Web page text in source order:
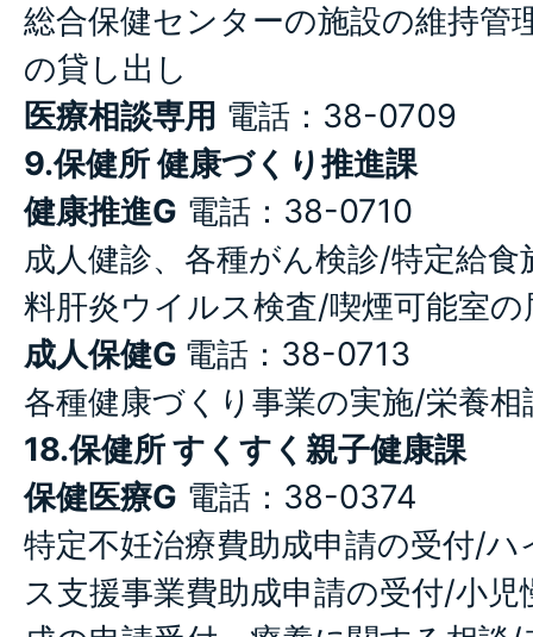
総合保健センターの施設の維持管
の貸し出し
医療相談専用 電話：38-0709
9.保健所 健康づくり推進課
健康推進G 電話：38-0710
成人健診、各種がん検診/特定給
料肝炎ウイルス検査/喫煙可能室
成人保健G 電話：38-0713
各種健康づくり事業の実施/栄養相
18.保健所 すくすく親子健康課
保健医療G 電話：38-0374
特定不妊治療費助成申請の受付/
ス支援事業費助成申請の受付/小